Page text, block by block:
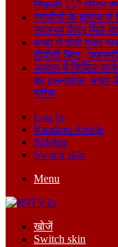
निकली 157 लीटर
ग्रामीणों के इलाज से
स्वास्थ्य केंद्र मिले बंद,
बगहा में टीबी मुक्त
टीपीटी किट,
अरवल में सिविल
का हल्लाबोल, बगहा
मरीज
Log In
Random Article
Sidebar
Switch skin
Menu
खोजें
Switch skin